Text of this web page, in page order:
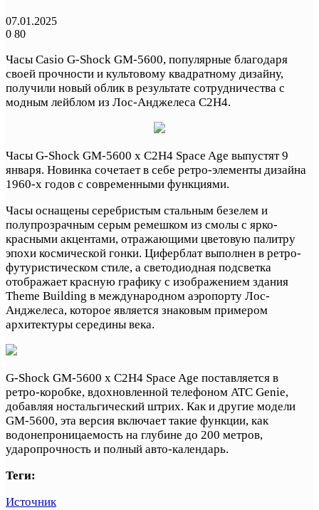
07.01.2025
0 80
Часы Casio G-Shock GM-5600, популярные благодаря
своей прочности и культовому квадратному дизайну,
получили новый облик в результате сотрудничества с
модным лейблом из Лос-Анджелеса C2H4.
Часы G-Shock GM-5600 x C2H4 Space Age выпустят 9
января. Новинка сочетает в себе ретро-элементы дизайна
1960-х годов с современными функциями.
Часы оснащены серебристым стальным безелем и
полупрозрачным серым ремешком из смолы с ярко-
красными акцентами, отражающими цветовую палитру
эпохи космической гонки. Циферблат выполнен в ретро-
футуристическом стиле, а светодиодная подсветка
отображает красную графику с изображением здания
Theme Building в международном аэропорту Лос-
Анджелеса, которое является знаковым примером
архитектуры середины века.
G-Shock GM-5600 x C2H4 Space Age поставляется в
ретро-коробке, вдохновленной телефоном ATC Genie,
добавляя ностальгический штрих. Как и другие модели
GM-5600, эта версия включает такие функции, как
водонепроницаемость на глубине до 200 метров,
ударопрочность и полный авто-календарь.
Теги:
Источник